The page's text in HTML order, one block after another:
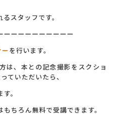
スタッフです。
ーーーーーーーーーー
を行います。
は、本との記念撮影をスクショ
ていただいたら、
。
ちろん無料で受講できます。